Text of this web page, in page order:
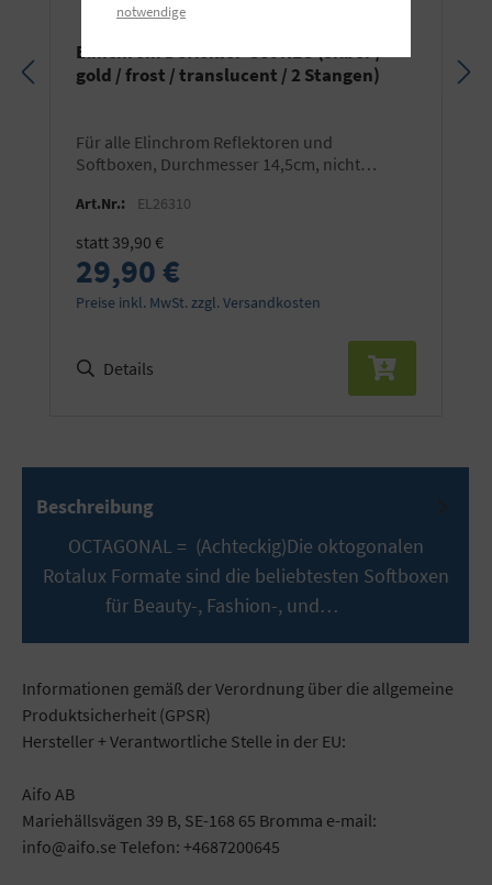
Elinchrom Deflektor-Set NEU (silber /
gold / frost / translucent / 2 Stangen)
für alle Elinchrom Reflektoren und
Softboxen, Durchmesser 14,5cm, nicht
Art.Nr.: EL26310
statt 39,90 €
29,90 €
Preise inkl. MwSt. zzgl. Versandkosten
Details
Beschreibung
OCTAGONAL = (Achteckig)Die oktogonalen
Rotalux Formate sind die beliebtesten Softboxen
für Beauty-, Fashion-, und…
Informationen gemäß der Verordnung über die allgemeine
Produktsicherheit (GPSR)
Hersteller + Verantwortliche Stelle in der EU:
Aifo AB
Mariehällsvägen 39 B, SE-168 65 Bromma e-mail:
info@aifo.se Telefon: +4687200645
notwendige